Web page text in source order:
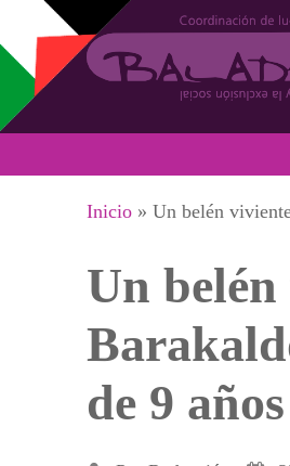
Pasar al contenido principal
Se
Inicio » Un belén
Un
de 9 años